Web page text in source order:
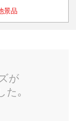
景品